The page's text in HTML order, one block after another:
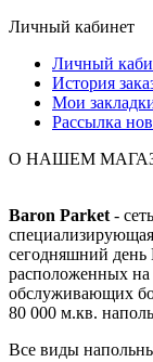
Личный кабинет
Личный
История
Мои
Рассылка
О НАШЕМ
Baron Parket -
сегодняшний день
расположенных на
обслуживающих
80 000 м.кв.
Все виды